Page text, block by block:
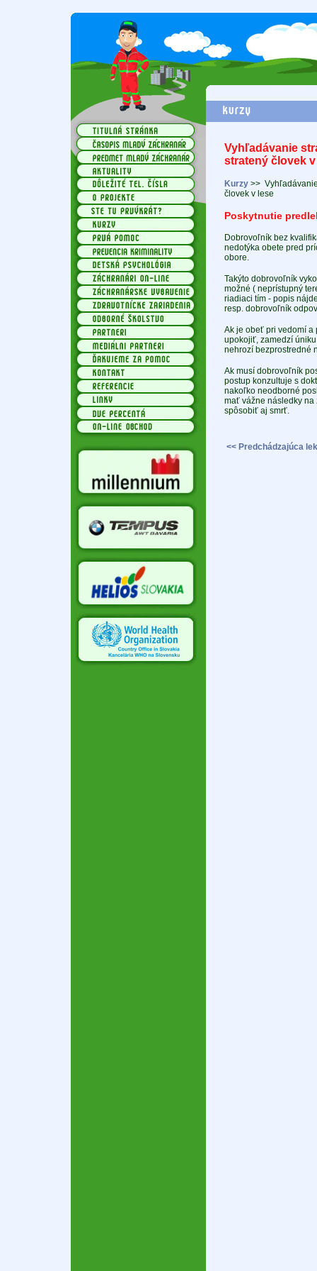
Vyhľadávanie
stratený človek v
Kurzy>>
človek v lese
Poskytnutie
Dobrovoľník bez
nedotýka obete pred
obore.
Takýto dobrovoľník
možné ( neprístupný
riadiaci tím - popis
resp. dobrovoľník
Ak je obeť pri vedomí a
upokojiť, zamedzí
nehrozí bezprostredné
Ak musí dobrovoľník
postup konzultuje s
nakoľko neodborné
mať vážne následky na
spôsobiť aj smrť.
<< Predchádzajúca